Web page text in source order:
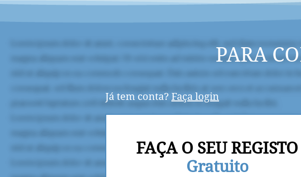
PARA
Já tem conta? Faça login
FAÇA O SEU REGISTO
Gratuito